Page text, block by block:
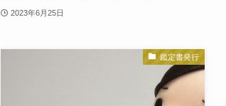
2023年6月25日
鑑定書発行